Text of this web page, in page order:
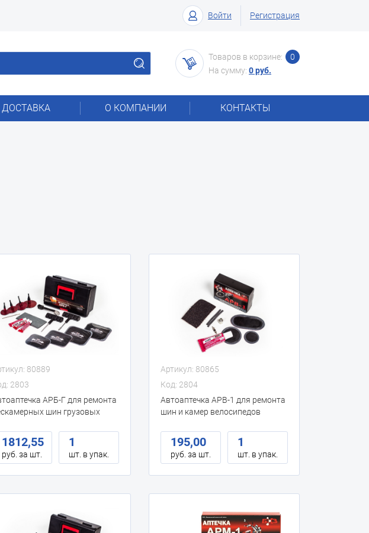
Войти Регистрация
Товаров в корзине:
0
На сумму: 0 руб.
ДОСТАВКА О КОМПАНИИ КОНТАКТЫ
80889
2803
АРБ-Г для ремонта
шин грузовых
1812,55
руб. за шт.
1
шт. в упак.
Артикул: 80865
Код: 2804
Автоаптечка АРВ-1 для ремонта
шин и камер велосипедов
195,00
руб. за шт.
1
шт. в упак.